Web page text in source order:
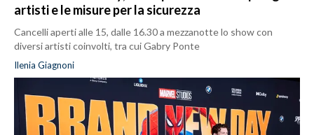
artisti e le misure per la sicurezza
Cancelli aperti alle 15, dalle 16.30 a mezzanotte lo show con
diversi artisti coinvolti, tra cui Gabry Ponte
Ilenia Giagnoni